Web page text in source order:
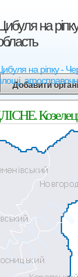
на
на ріпку -
Добавити